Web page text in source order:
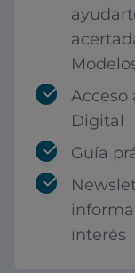
Acceso
Digital
Guía
interés